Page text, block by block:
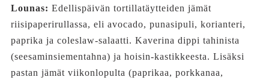
Lounas: Edellispäivän tortillatäytteiden jämät
riisipaperirullassa, eli avocado, punasipuli, korianteri,
paprika ja coleslaw-salaatti. Kaverina dippi tahinista
(seesaminsiementahna) ja hoisin-kastikkeesta. Lisäksi
pastan jämät viikonlopulta (paprikaa, porkkanaa,